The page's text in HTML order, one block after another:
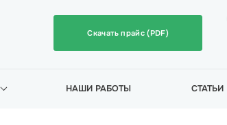
Скачать прайс (PDF)
НАШИ РАБОТЫ СТАТЬИ